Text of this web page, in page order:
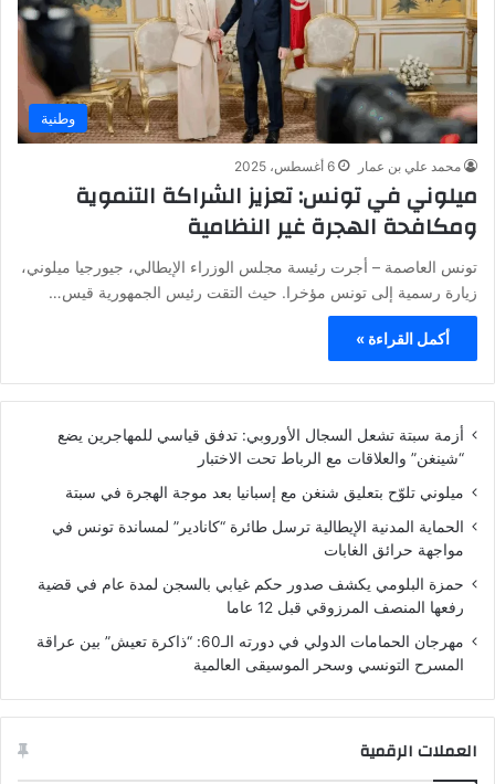
وطنية
محمد علي بن عمار 6 أغسطس، 2025
ميلوني في تونس: تعزيز الشراكة التنموية
ومكافحة الهجرة غير النظامية
تونس العاصمة – أجرت رئيسة مجلس الوزراء الإيطالي، جيورجيا ميلوني،
زيارة رسمية إلى تونس مؤخرا. حيث التقت رئيس الجمهورية قيس…
أكمل القراءة »
أزمة سبتة تشعل السجال الأوروبي: تدفق قياسي للمهاجرين يضع
“شينغن” والعلاقات مع الرباط تحت الاختبار
ميلوني تلوّح بتعليق شنغن مع إسبانيا بعد موجة الهجرة في سبتة
الحماية المدنية الإيطالية ترسل طائرة “كانادير” لمساندة تونس في
مواجهة حرائق الغابات
حمزة البلومي يكشف صدور حكم غيابي بالسجن لمدة عام في قضية
رفعها المنصف المرزوقي قبل 12 عاما
مهرجان الحمامات الدولي في دورته الـ60: “ذاكرة تعيش” بين عراقة
المسرح التونسي وسحر الموسيقى العالمية
العملات الرقمية